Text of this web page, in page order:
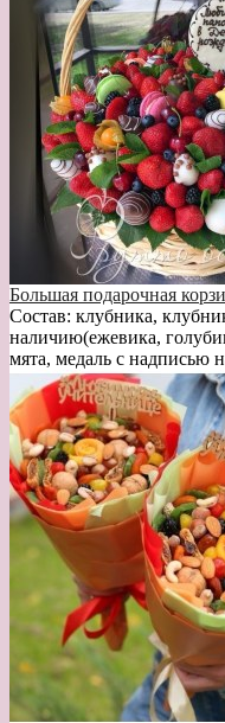
Большая подарочная
Состав: клубника,
наличию(ежевика,
мята, медаль с надписью